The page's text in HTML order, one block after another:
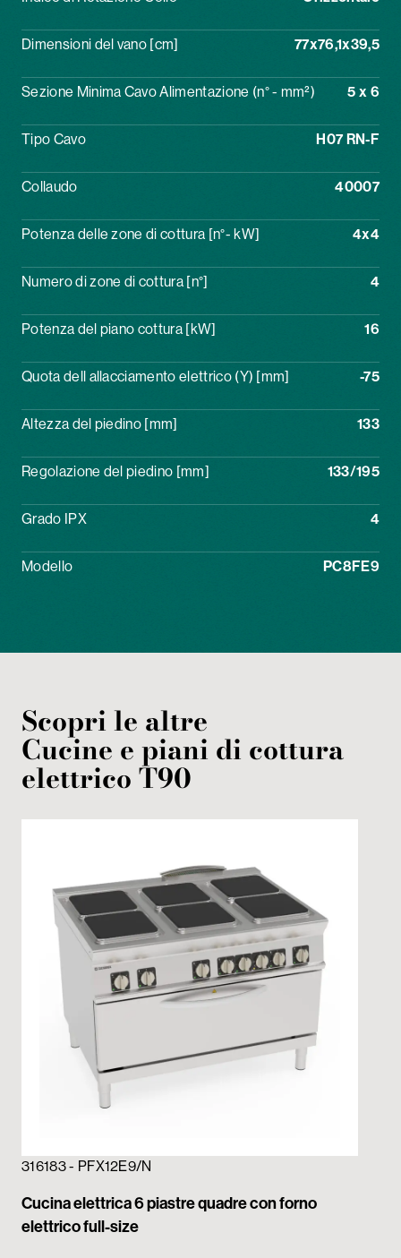
Dimensioni del vano [cm] 77x76,1x39,5
Sezione Minima Cavo Alimentazione (n° - mm²) 5 x 6
Tipo Cavo H07 RN-F
Collaudo 40007
Potenza delle zone di cottura [n°- kW] 4x4
Numero di zone di cottura [n°] 4
Potenza del piano cottura [kW] 16
Quota dell allacciamento elettrico (Y) [mm] -75
Altezza del piedino [mm] 133
Regolazione del piedino [mm] 133/195
Grado IPX 4
Modello PC8FE9
Scopri le altre
Cucine e piani di cottura
elettricoT90
316183 - PFX12E9/N
Cucina elettrica 6 piastre quadre con forno
elettrico full-size